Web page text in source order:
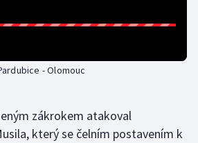
- Olomouc
zákrokem atakoval
který se čelním postavením k